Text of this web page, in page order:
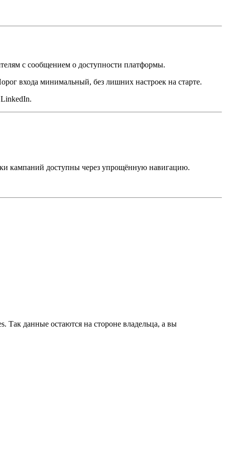
с сообщением о доступности платформы.
входа минимальный, без лишних настроек на старте.
кампаний доступны через упрощённую навигацию.
Так данные остаются на стороне владельца, а вы